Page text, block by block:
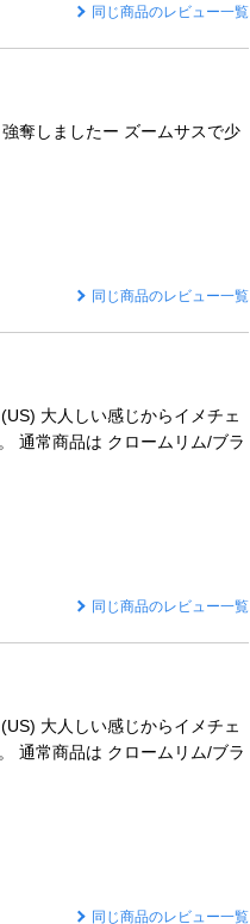
同じ商品のレビュー一覧
奪しましたー ズームサスで少
同じ商品のレビュー一覧
大人しい感じからイメチェ
通常商品は クロームリム/ブラ
同じ商品のレビュー一覧
大人しい感じからイメチェ
通常商品は クロームリム/ブラ
同じ商品のレビュー一覧